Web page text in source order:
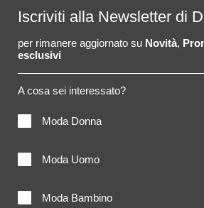
Iscriviti alla Newsletter di
per rimanere aggiornato su Novità,
esclusivi
A cosa sei interessato?
Moda Donna
Moda Uomo
Moda Bambino